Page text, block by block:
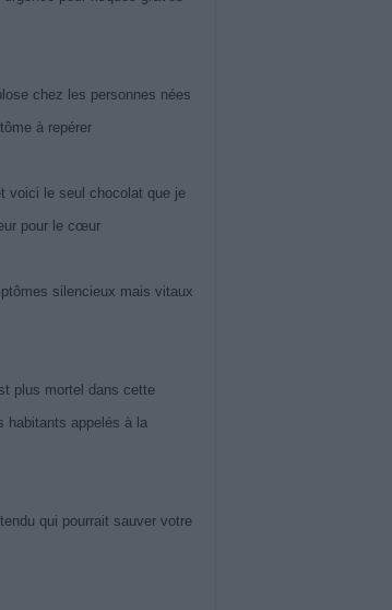
chez les personnes nées
à repérer
voici le seul chocolat que je
pour le cœur
silencieux mais vitaux
plus mortel dans cette
habitants appelés à la
qui pourrait sauver votre